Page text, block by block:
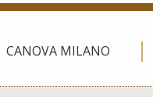
CANOVA MILANO